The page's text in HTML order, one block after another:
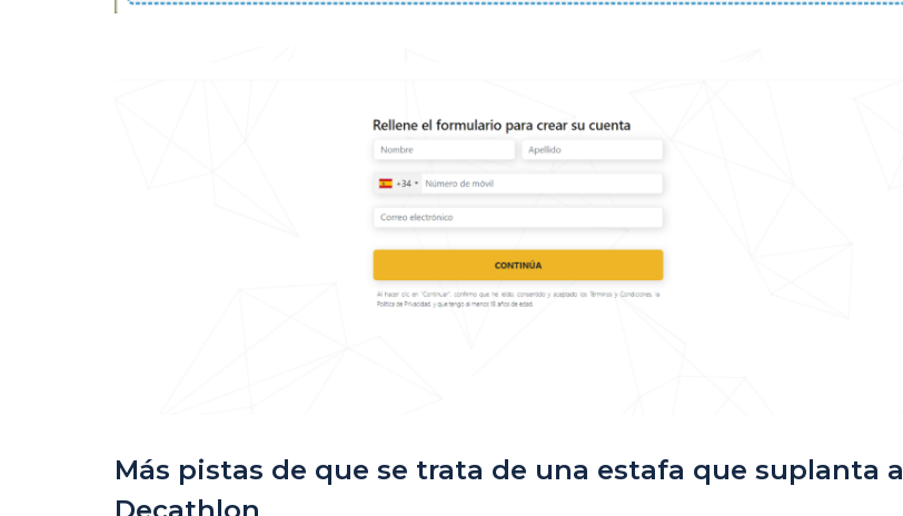
Más pistas de que se trata de una estafa que suplanta a